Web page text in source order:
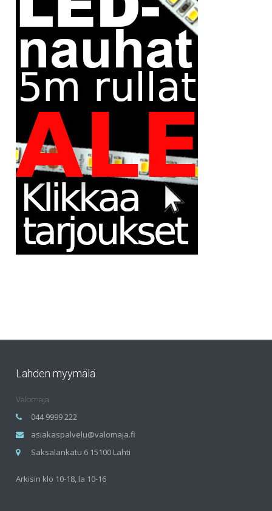
Lahden myymälä
Valomaja
044 9999 222
asiakaspalvelu@valomaja.fi
Saksalankatu 6 15100 Lahti
Arkisin klo 10-18, la 10-16